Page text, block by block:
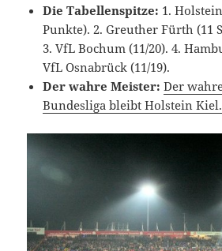
Die Tabellenspitze: 1.
Punkte). 2. Greuther Fürth (11
3. VfL Bochum (11/20). 4.
VfL Osnabrück (11/19).
Der wahre Meister: Der
Bundesliga bleibt Holstein Kiel.